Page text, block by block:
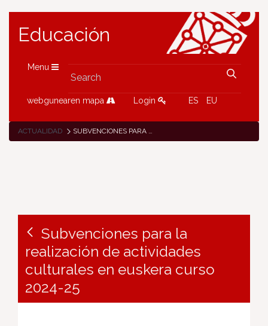
Educación
Menu
webgunearen mapa Login ES EU
ACTUALIDAD SUBVENCIONES PARA LA REALIZACIÓN DE ACTIVIDADES CULTURALES EN EUSKERA CURSO 2024-25
Subvenciones para la
realización de actividades
culturales en euskera curso
2024-25